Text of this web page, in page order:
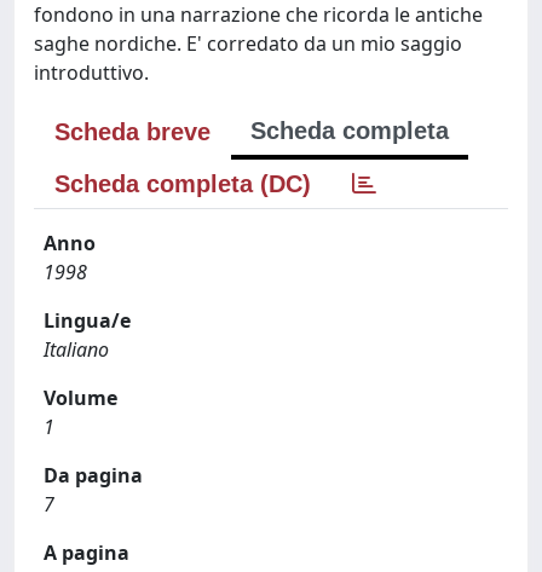
fondono in una narrazione che ricorda le antiche
saghe nordiche. E' corredato da un mio saggio
introduttivo.
Scheda breve
Scheda completa
Scheda completa (DC)
Anno
1998
Lingua/e
Italiano
Volume
1
Da pagina
7
A pagina